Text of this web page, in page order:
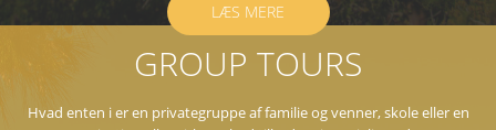
LÆS MERE
GROUP TOURS
Hvad enten i er en privategruppe af familie og venner, skole eller en